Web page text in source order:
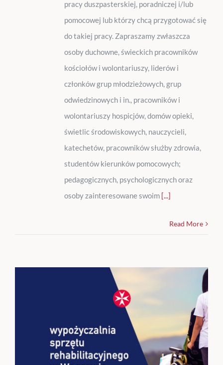
pracy duszpasterskiej, poradniczej i/lub
pomocowej lub którzy chcą przygotować się
do takiej pracy. Zapraszamy zwłaszcza
osoby duchowne, świeckich pracowników
kościołów i wolontariuszy, liderów i
członków grup młodzieżowych, grup
odwiedzinowych i in., pracowników i
wolontariuszy hospicjów, domów opieki,
świetlic środowiskowych, nauczycieli,
katechetów, pracowników służby zdrowia,
studentów kierunków pomocowych;
pedagogicznych, psychologicznych oraz
osoby zainteresowane swoim [...]
Read More